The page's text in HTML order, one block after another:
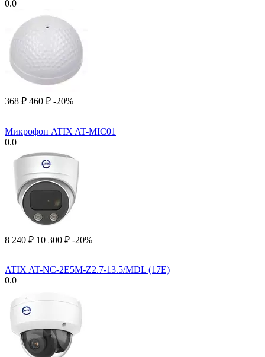
0.0
‍368‍ ₽ ‍460‍ ₽ -20%
Микрофон ATIX AT-MIC01
0.0
8 240 ₽ 10 300 ₽ -20%
ATIX AT-NC-2E5M-Z2.7-13.5/MDL (17E)
0.0